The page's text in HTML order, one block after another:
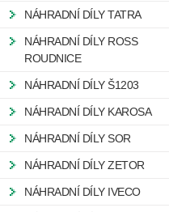
NÁHRADNÍ DÍLY TATRA
NÁHRADNÍ DÍLY ROSS
ROUDNICE
NÁHRADNÍ DÍLY Š1203
NÁHRADNÍ DÍLY KAROSA
NÁHRADNÍ DÍLY SOR
NÁHRADNÍ DÍLY ZETOR
NÁHRADNÍ DÍLY IVECO